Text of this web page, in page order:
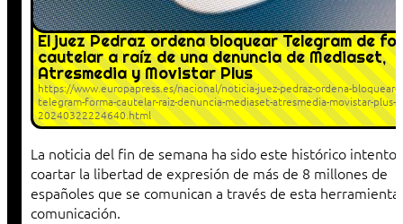
El juez Pedraz ordena bloquear Telegram de
cautelar a raíz de una denuncia de Mediaset,
Atresmedia y Movistar Plus
https://www.europapress.es/nacional/noticia-juez-pedraz-ordena-bloquear-
telegram-forma-cautelar-raiz-denuncia-mediaset-atresmedia-movistar-plus-
20240322224640.html
La noticia del fin de semana ha sido este histórico intento
coartar la libertad de expresión de más de 8 millones de
españoles que se comunican a través de esta
comunicación.